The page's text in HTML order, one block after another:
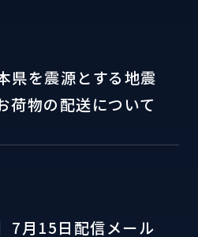
県を震源とする地震
荷物の配送について
7月15日配信メール